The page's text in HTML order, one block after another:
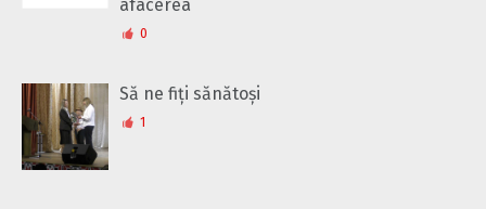
afacerea
0
Să ne fiți sănătoși
1